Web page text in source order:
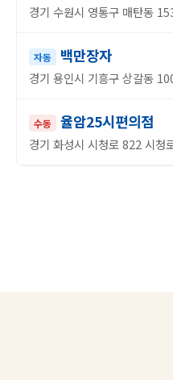
경기 수원시 영통구 매탄동
자동 백만장자
경기 용인시 기흥구 상갈동
수동 율암25시편의점
경기 화성시 시청로 822 시청